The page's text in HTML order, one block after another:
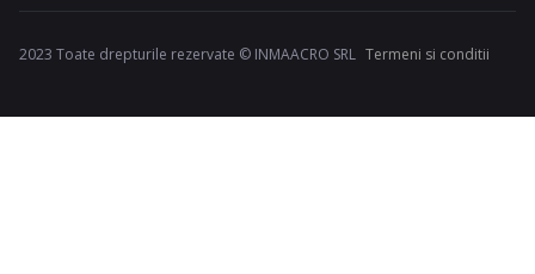
2023 Toate drepturile rezervate © INMAACRO SRL Termeni si conditii